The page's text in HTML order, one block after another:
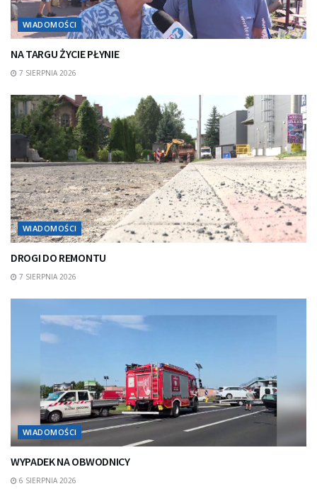
WIADOMOŚCI
NA TARGU ŻYCIE PŁYNIE
7 SIERPNIA 2026
WIADOMOŚCI
DROGI DO REMONTU
7 SIERPNIA 2026
WIADOMOŚCI
WYPADEK NA OBWODNICY
6 SIERPNIA 2026